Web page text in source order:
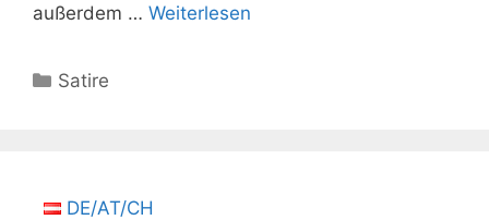
außerdem … Weiterlesen
Kategorien
Satire
DE/AT/CH